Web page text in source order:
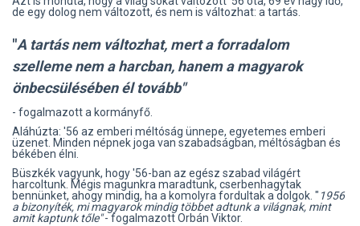
de egy dolog nem változott, és nem is változhat: a tartás.
"A tartás nem változhat, mert a forradalom
szelleme nem a harcban, hanem a magyarok
önbecsülésében él tovább"
- fogalmazott a kormányfő.
Aláhúzta: '56 az emberi méltóság ünnepe, egyetemes emberi
üzenet. Minden népnek joga van szabadságban, méltóságban és
békében élni.
Büszkék vagyunk, hogy '56-ban az egész szabad világért
harcoltunk. Mégis magunkra maradtunk, cserbenhagytak
bennünket, ahogy mindig, ha a komolyra fordultak a dolgok. " 1956
a bizonyíték, mi magyarok mindig többet adtunk a világnak, mint
amit kaptunk tőle"- fogalmazott Orbán Viktor.